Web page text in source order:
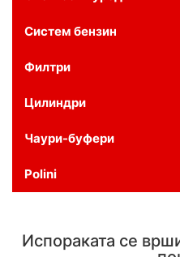
Систем бензин
Филтри
Цилиндри
Чаури-буфери
Polini
Испораката се